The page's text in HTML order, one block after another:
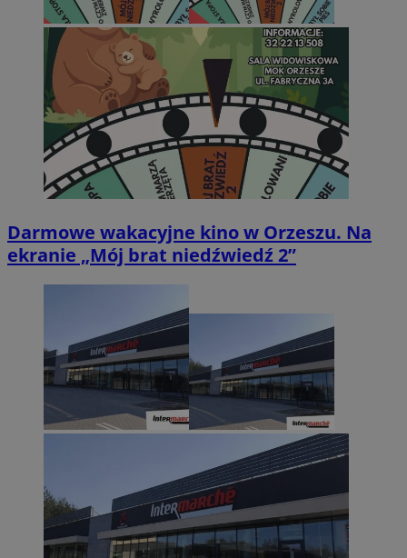
Darmowe wakacyjne kino w Orzeszu. Na
ekranie „Mój brat niedźwiedź 2”